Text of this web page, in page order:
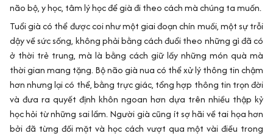
não bộ, y học, tâm lý học để già đi theo cách mà chúng ta muốn.
Tuổi già có thể được coi như một giai đoạn chín muồi, một sự trỗi
dậy về sức sống, không phải bằng cách đuổi theo những gì đã có
ở thời trẻ trung, mà là bằng cách giữ lấy những món quà mà
thời gian mang tặng. Bộ não già nua có thể xử lý thông tin chậm
hơn nhưng lại có thể, bằng trực giác, tổng hợp thông tin trọn đời
và đưa ra quyết định khôn ngoan hơn dựa trên nhiều thập kỷ
học hỏi từ những sai lầm. Người già cũng ít sợ hãi về tai họa hơn
bởi đã từng đối mặt và học cách vượt qua một vài điều trong